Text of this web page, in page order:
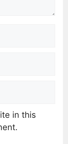
in this